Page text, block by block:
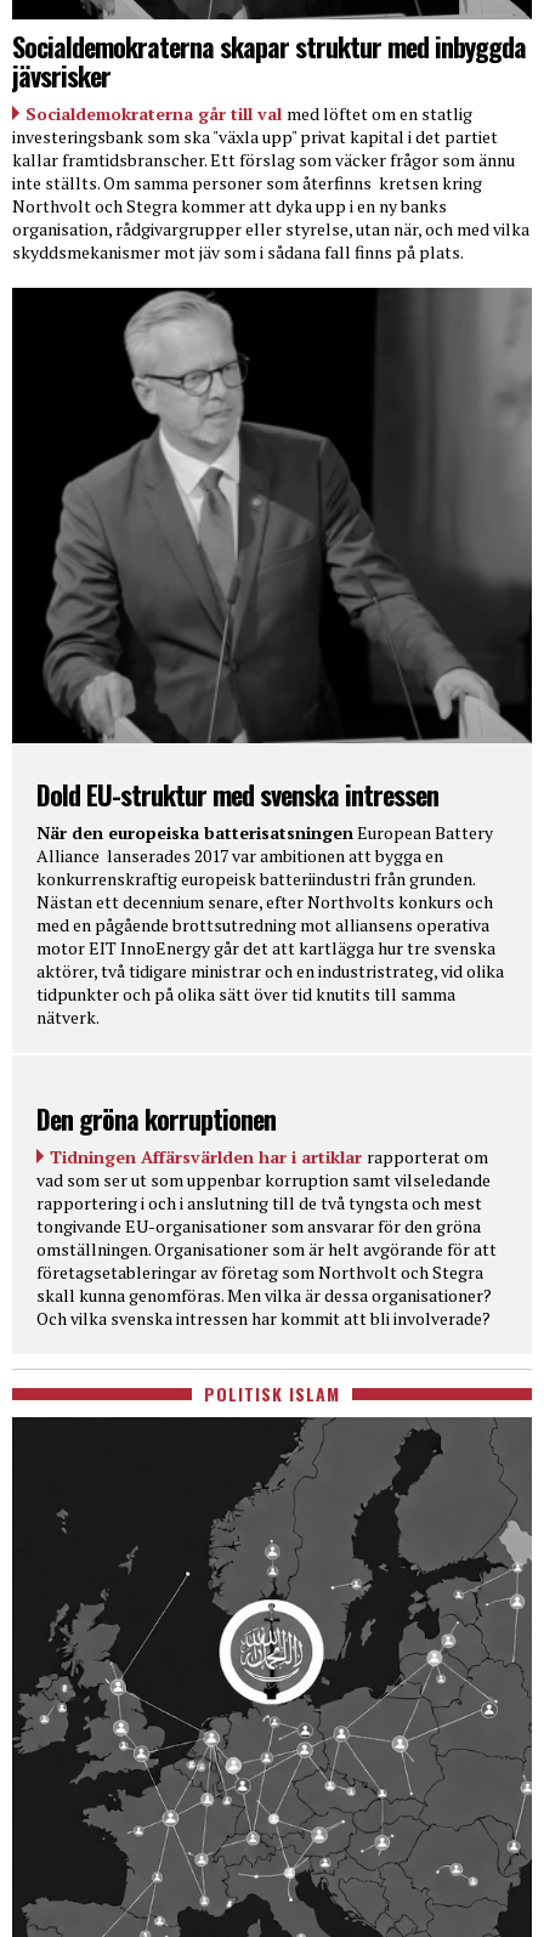
Socialdemokraterna skapar struktur med inbyggda
jävsrisker
Socialdemokraterna går till val med löftet om en statlig
investeringsbank som ska "växla upp" privat kapital i det partiet
kallar framtidsbranscher. Ett förslag som väcker frågor som ännu
inte ställts. Om samma personer som återfinns kretsen kring
Northvolt och Stegra kommer att dyka upp i en ny banks
organisation, rådgivargrupper eller styrelse, utan när, och med vilka
skyddsmekanismer mot jäv som i sådana fall finns på plats.
Dold EU-struktur med svenska intressen
När den europeiska batterisatsningenEuropean Battery
Alliance lanserades 2017 var ambitionen att bygga en
konkurrenskraftig europeisk batteriindustri från grunden.
Nästan ett decennium senare, efter Northvolts konkurs och
med en pågående brottsutredning mot alliansens operativa
motor EIT InnoEnergy går det att kartlägga hur tre svenska
aktörer, två tidigare ministrar och en industristrateg, vid olika
tidpunkter och på olika sätt över tid knutits till samma
nätverk.
Den gröna korruptionen
Tidningen Affärsvärlden har i artiklar rapporterat om
vad som ser ut som uppenbar korruption samt vilseledande
rapportering i och i anslutning till de två tyngsta och mest
tongivande EU-organisationer som ansvarar för den gröna
omställningen. Organisationer som är helt avgörande för att
företagsetableringar av företag som Northvolt och Stegra
skall kunna genomföras. Men vilka är dessa organisationer?
Och vilka svenska intressen har kommit att bli involverade?
POLITISK ISLAM